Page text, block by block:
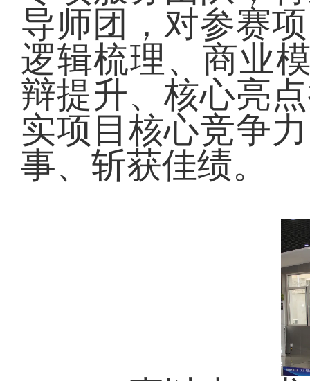
导师团，对参赛
逻辑梳理、商业
辩提升、核心亮
实项目核心竞争
事、斩获佳绩。